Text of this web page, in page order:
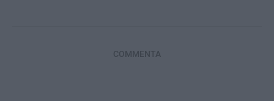
COMMENTA